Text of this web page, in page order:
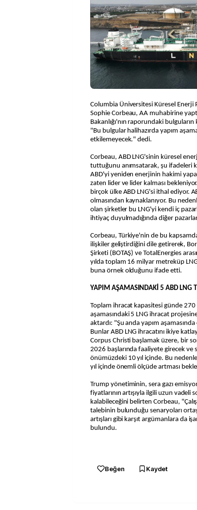
Columbia Üniversitesi Küresel Enerji
Sophie Corbeau, AA muhabirine
Bakanlığı'nın raporundaki bulguların
"Bu bulgular halihazırda yapım
etkilemeyecek." dedi.
Corbeau, ABD LNG'sinin küresel
tuttuğunu anımsatarak, şu ifadeleri
ABD'yi yeniden enerjinin hakimi
zaten lider ve lider kalması
birçok ülke ABD LNG'si ithal ediyor.
olmasından kaynaklanıyor. Bu
olan şirketler bu LNG'yi kendi iç
ihtiyaç duyulmadığında diğer
Corbeau, Türkiye'nin de bu
ilişkiler geliştirdiğini dile getirerek,
Şirketi (BOTAŞ) ve TotalEnergies
yılda toplam 16 milyar metreküp
buna örnek olduğunu ifade etti.
YAPIM AŞAMASINDAKİ 5 ABD LNG
Toplam ihracat kapasitesi günde
aşamasındaki 5 LNG ihracat
aktardı: "Şu anda yapım
Bunlar ABD LNG ihracatını ikiye
Corpus Christi başlamak üzere, bir
2026 başlarında faaliyete girecek
önümüzdeki 10 yıl içinde. Bu
yıl içinde önemli ölçüde artması
Trump yönetiminin, sera gazı
fiyatlarının artışıyla ilgili uzun
kalabileceğini belirten Corbeau,
talebinin bulunduğu senaryoları
artışları gibi karşıt argümanlara da
bulundu.
Beğen Kaydet